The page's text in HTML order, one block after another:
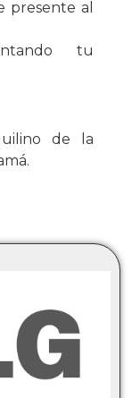
presente al
tu
de la